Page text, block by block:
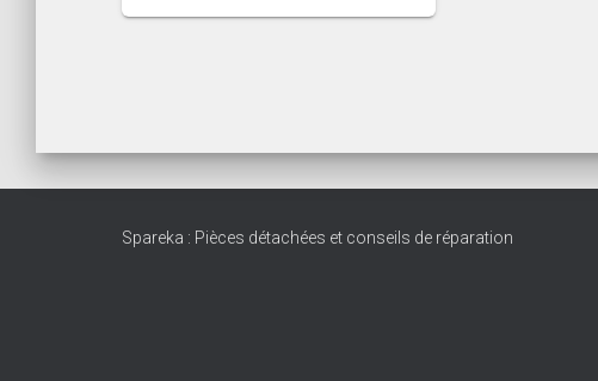
Spareka : Pièces détachées et conseils de réparation